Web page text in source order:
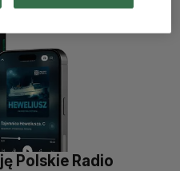
Polskie Radio